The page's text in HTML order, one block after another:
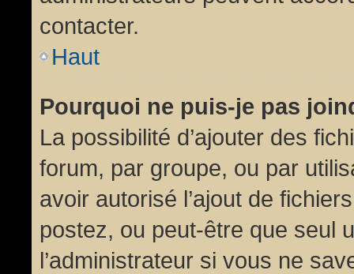
contacter.
Haut
Pourquoi ne puis-je pas
La possibilité d’ajouter des
forum, par groupe, ou par
avoir autorisé l’ajout de
postez, ou peut-être que seul
l’administrateur si vous ne